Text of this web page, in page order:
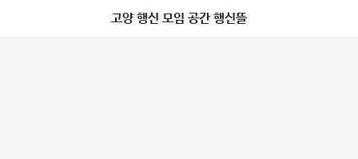
고양 행신 모임 공간 행신뜰